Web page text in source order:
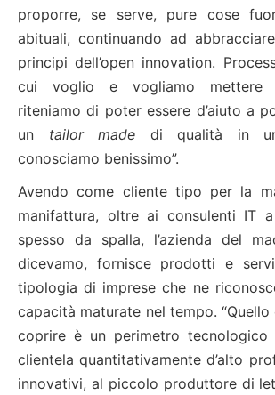
proporre, se serve, pure cose
abituali, continuando ad
principi dell’open innovation.
cui voglio e vogliamo mettere
riteniamo di poter essere d’aiuto a
un tailor made di qualità in
conosciamo benissimo”.
Avendo come cliente tipo per la
manifattura, oltre ai consulenti IT
spesso da spalla, l’azienda del
dicevamo, fornisce prodotti e
tipologia di imprese che ne
capacità maturate nel tempo.
coprire è un perimetro
clientela quantitativamente d’alto
innovativi, al piccolo produttore di